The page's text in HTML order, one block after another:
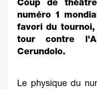
Coup de
numéro 1
favori du
tour contre
Cerundolo.
Le physique du